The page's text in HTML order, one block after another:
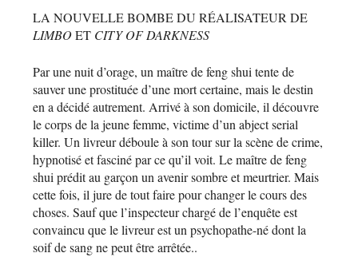
LA NOUVELLE BOMBE DU RÉALISATEUR DE
LIMBOETCITY OF DARKNESS
Par une nuit d’orage, un maître de feng shui tente de
sauver une prostituée d’une mort certaine, mais le destin
en a décidé autrement. Arrivé à son domicile, il découvre
le corps de la jeune femme, victime d’un abject serial
killer. Un livreur déboule à son tour sur la scène de crime,
hypnotisé et fasciné par ce qu’il voit. Le maître de feng
shui prédit au garçon un avenir sombre et meurtrier. Mais
cette fois, il jure de tout faire pour changer le cours des
choses. Sauf que l’inspecteur chargé de l’enquête est
convaincu que le livreur est un psychopathe-né dont la
soif de sang ne peut être arrêtée..